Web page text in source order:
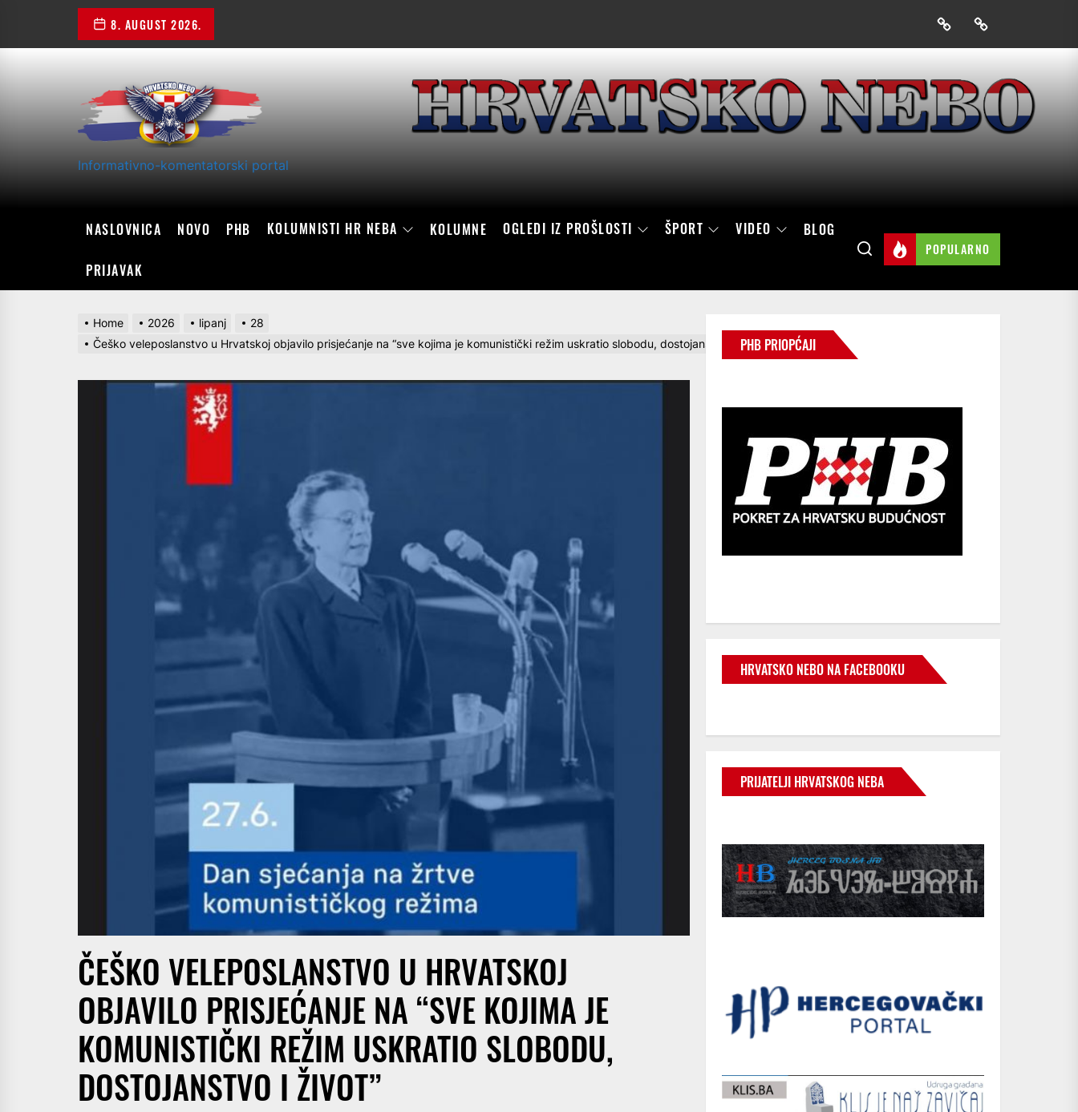
the
8. AUGUST 2026. PrijavakSkini
mobilnu
Hrvatskog
neba
Informativno-komentatorski portal
NASLOVNICA NOVO PHB KOLUMNISTI HR NEBA KOLUMNE OGLEDI IZ PROŠLOSTI ŠPORT VIDEO BLOG
PRIJAVAK
POPULARNO
Home 2026 lipanj
28
Češko veleposlanstvo u Hrvatskoj objavilo prisjećanje na “sve kojima je komunistički režim uskratio slobodu, dostojanstvo i život”
ČEŠKO VELEPOSLANSTVO U HRVATSKOJ
OBJAVILO PRISJEĆANJE NA “SVE KOJIMA JE
KOMUNISTIČKI REŽIM USKRATIO SLOBODU,
DOSTOJANSTVO I ŽIVOT”
PHB PRIOPĆAJI
HRVATSKO NEBO NA FACEBOOKU
PRIJATELJI HRVATSKOG NEBA